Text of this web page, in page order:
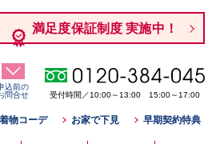
満足度保証制度 実施中！
込前の
問合せ
受付時間／10:00～13:00 15:00～17:00
物コーデ お家で下見 早期契約特典